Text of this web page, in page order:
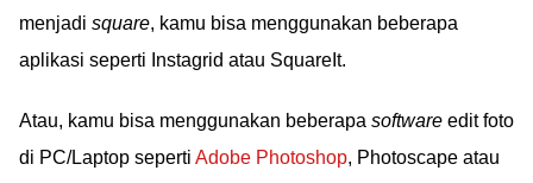
menjadi square, kamu bisa menggunakan beberapa
aplikasi seperti Instagrid atau SquareIt.
Atau, kamu bisa menggunakan beberapa software edit foto
di PC/Laptop seperti Adobe Photoshop, Photoscape atau